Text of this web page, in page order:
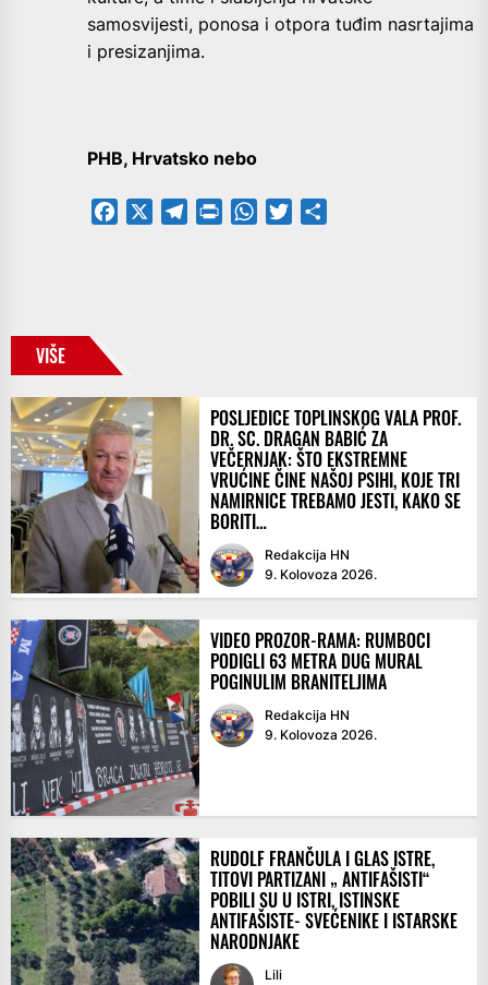
samosvijesti, ponosa i otpora tuđim nasrtajima
i presizanjima.
PHB, Hrvatsko nebo
Facebook TelegramPrintFriendly
WhatsApp
Twitter
VIŠE
POSLJEDICE TOPLINSKOG VALA PROF.
DR. SC. DRAGAN BABIĆ ZA
VEČERNJAK: ŠTO EKSTREMNE
VRUĆINE ČINE NAŠOJ PSIHI, KOJE TRI
NAMIRNICE TREBAMO JESTI, KAKO SE
BORITI…
Redakcija HN
9. Kolovoza 2026.
VIDEO PROZOR-RAMA: RUMBOCI
PODIGLI 63 METRA DUG MURAL
POGINULIM BRANITELJIMA
Redakcija HN
9. Kolovoza 2026.
RUDOLF FRANČULA I GLAS ISTRE,
TITOVI PARTIZANI „ ANTIFAŠISTI“
POBILI SU U ISTRI, ISTINSKE
ANTIFAŠISTE- SVEĆENIKE I ISTARSKE
NARODNJAKE
Lili